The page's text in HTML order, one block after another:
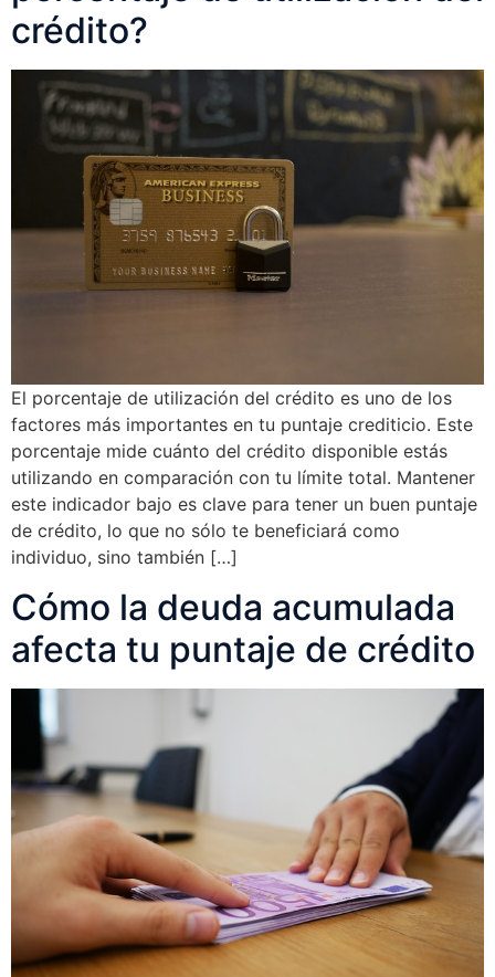
crédito?
El porcentaje de utilización del crédito es uno de los
factores más importantes en tu puntaje crediticio. Este
porcentaje mide cuánto del crédito disponible estás
utilizando en comparación con tu límite total. Mantener
este indicador bajo es clave para tener un buen puntaje
de crédito, lo que no sólo te beneficiará como
individuo, sino también […]
Cómo la deuda acumulada
afecta tu puntaje de crédito